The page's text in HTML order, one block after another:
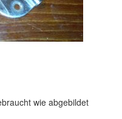
wie abgebildet